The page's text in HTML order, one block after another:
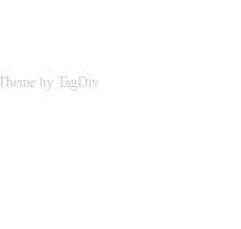
by TagDiv